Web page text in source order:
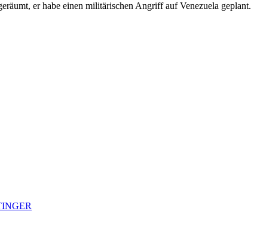
er habe einen mili­tä­ri­schen Angriff auf Vene­zuela geplant.